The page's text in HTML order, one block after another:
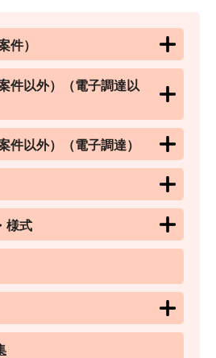
件）
件以外）（電子調達以
件以外）（電子調達）
様式